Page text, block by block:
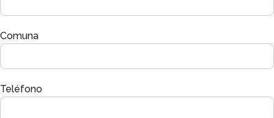
Comuna
Teléfono